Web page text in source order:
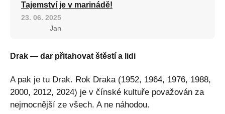
Tajemství je v marinádě!
23. 06. 2025
Jan
Drak — dar přitahovat štěstí a lidi
A pak je tu Drak. Rok Draka (1952, 1964, 1976, 1988,
2000, 2012, 2024) je v čínské kultuře považován za
nejmocnější ze všech. A ne náhodou.